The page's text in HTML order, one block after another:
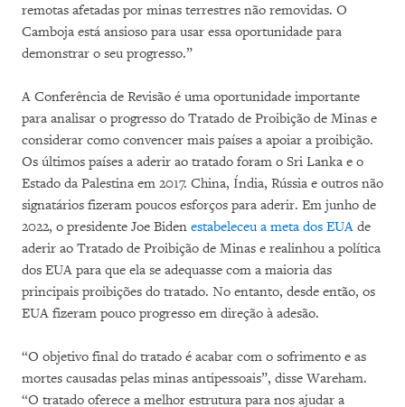
remotas afetadas por minas terrestres não removidas. O
Camboja está ansioso para usar essa oportunidade para
demonstrar o seu progresso.”
A Conferência de Revisão é uma oportunidade importante
para analisar o progresso do Tratado de Proibição de Minas e
considerar como convencer mais países a apoiar a proibição.
Os últimos países a aderir ao tratado foram o Sri Lanka e o
Estado da Palestina em 2017. China, Índia, Rússia e outros não
signatários fizeram poucos esforços para aderir. Em junho de
2022, o presidente Joe Biden estabeleceu a meta dos EUA de
aderir ao Tratado de Proibição de Minas e realinhou a política
dos EUA para que ela se adequasse com a maioria das
principais proibições do tratado. No entanto, desde então, os
EUA fizeram pouco progresso em direção à adesão.
“O objetivo final do tratado é acabar com o sofrimento e as
mortes causadas pelas minas antipessoais”, disse Wareham.
“O tratado oferece a melhor estrutura para nos ajudar a